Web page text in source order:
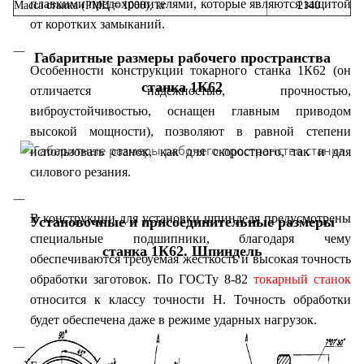
плавкими предохранителями, которые являются защитой
от коротких замыканий.
Особенности конструкции токарного станка 1К62 (он
отличается надежностью, прочностью,
виброустойчивостью, оснащен главным приводом
высокой мощности), позволяют в равной степени
использовать станок, как для скоростного, так и для
силового резания.
В конструкции для установки шпинделя предусмотрены
специальные подшипники, благодаря чему
обеспечиваются требуемая жесткость и высокая точность
обработки заготовок. По ГОСТу 8-82 токарный станок
относится к классу точности Н. Точность обработки
будет обеспечена даже в режиме ударных нагрузок.
Масса станка (РМЦ = 1000), кг
2140
Габаритные размеры рабочего пространства
станка 1К62
Установочные и присоединительные размеры
станка 1К62. Шпиндель